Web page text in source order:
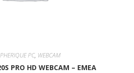
PC, WEBCAM
PRO HD WEBCAM – EMEA